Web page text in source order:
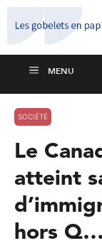
SOCIÉTÉ
Le
atteint
hors Q…